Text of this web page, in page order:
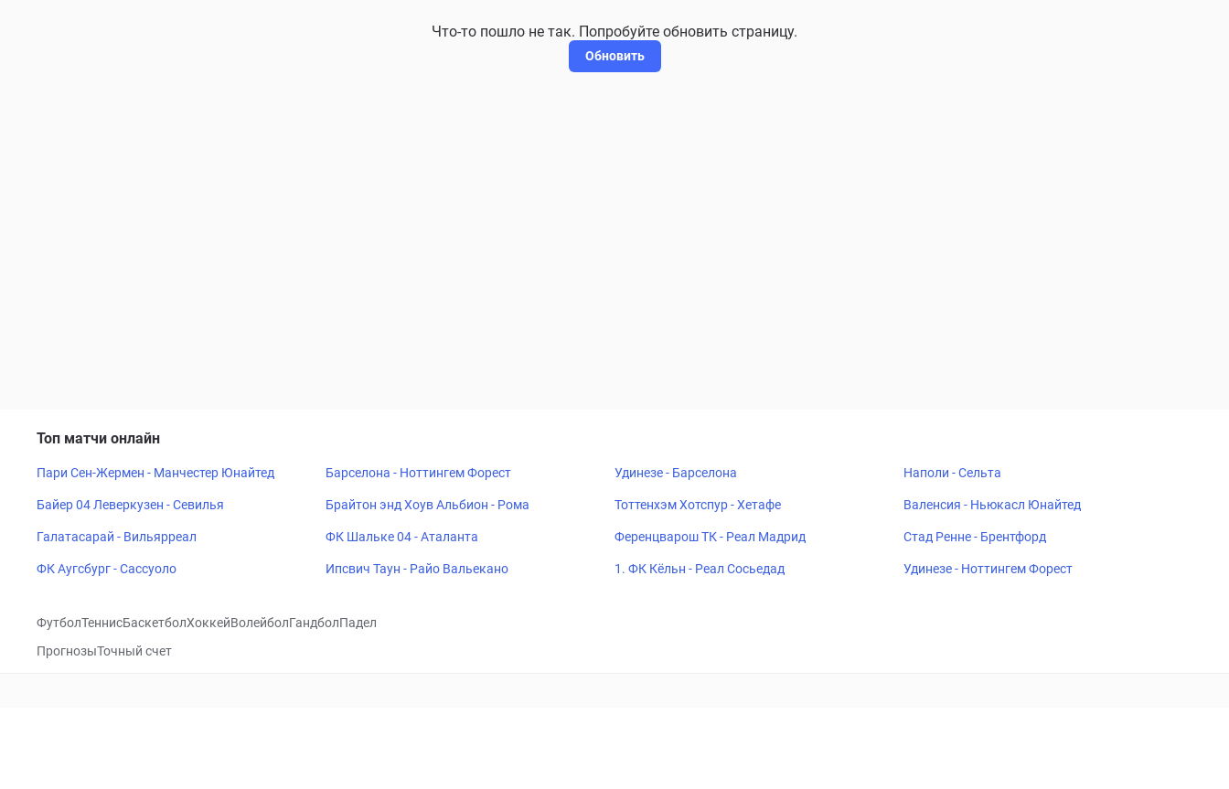
Что-то пошло не так. Попробуйте обновить страницу.
Обновить
Топ матчи онлайн
Пари Сен-Жермен - Манчестер Юнайтед Барселона - Ноттингем Форест Удинезе - Барселона Наполи - Сельта
Байер 04 Леверкузен - Севилья Брайтон энд Хоув Альбион - Рома Тоттенхэм Хотспур - Хетафе Валенсия - Ньюкасл Юнайтед
Галатасарай - Вильярреал ФК Шальке 04 - Аталанта Ференцварош ТК - Реал Мадрид Стад Ренне - Брентфорд
ФК Аугсбург - Сассуоло Ипсвич Таун - Райо Вальекано 1. ФК Кёльн - Реал Сосьедад Удинезе - Ноттингем Форест
ФутболТеннисБаскетболХоккейВолейболГандболПадел
ПрогнозыТочный счет